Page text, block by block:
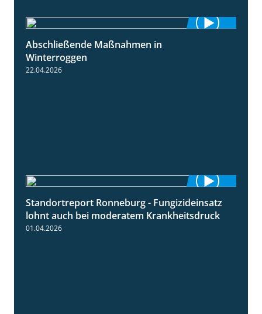
Abschließende Maßnahmen in
Winterroggen
22.04.2026
5:04
Standortreport Ronneburg - Fungizideinsatz
lohnt auch bei moderatem Krankheitsdruck
01.04.2026